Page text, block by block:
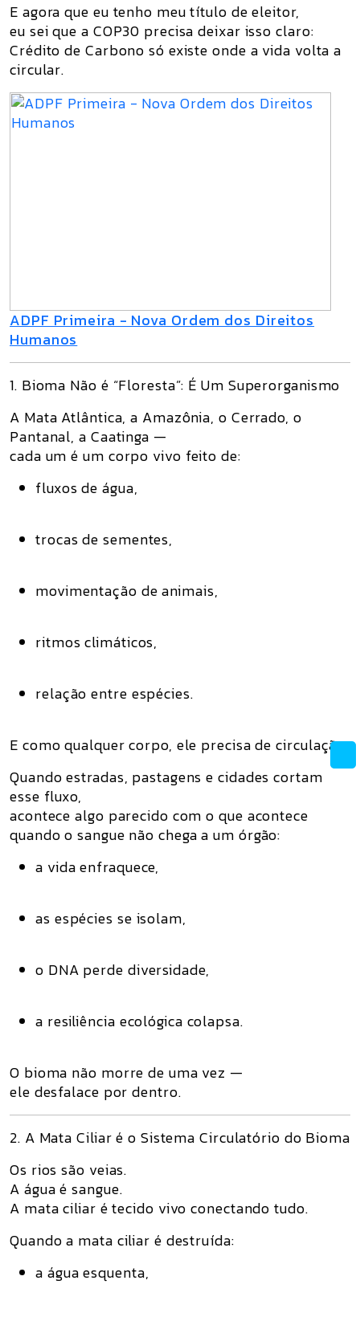
E agora que eu tenho meu título de eleitor,
eu sei que a COP30 precisa deixar isso claro:
Crédito de Carbono só existe onde a vida volta a
circular.
ADPF Primeira - Nova Ordem dos Direitos
Humanos
1. Bioma Não é “Floresta”: É Um Superorganismo
A Mata Atlântica, a Amazônia, o Cerrado, o
Pantanal, a Caatinga —
cada um é um corpo vivo feito de:
fluxos de água,
trocas de sementes,
movimentação de animais,
ritmos climáticos,
relação entre espécies.
E como qualquer corpo, ele precisa decirculação.
Quando estradas, pastagens e cidades cortam
esse fluxo,
acontece algo parecido com o que acontece
quando o sangue não chega a um órgão:
a vida enfraquece,
as espécies se isolam,
o DNA perde diversidade,
a resiliência ecológica colapsa.
O bioma não morre de uma vez —
ele desfalace por dentro.
2. A Mata Ciliar é o Sistema Circulatório do Bioma
Os rios são veias.
A água é sangue.
A mata ciliar étecido vivo conectando tudo.
Quando a mata ciliar é destruída:
a água esquenta,